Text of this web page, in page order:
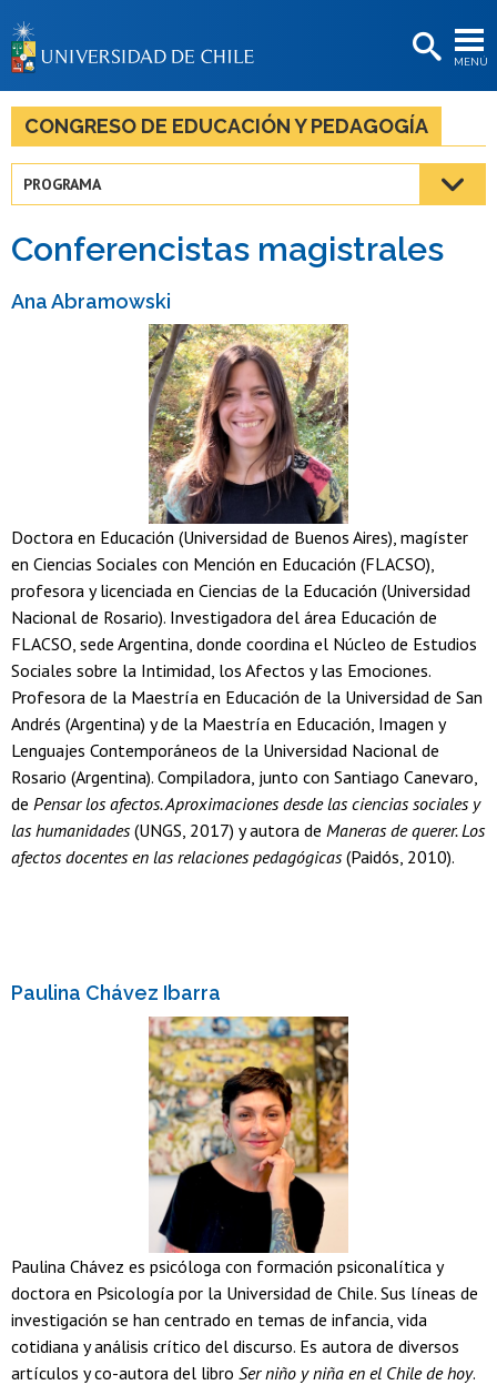
MENÚ
BIBLIOTECAS
LA UNIVERSIDAD
Estudiantes
Académicas/os
Egresadas/os
CONGRESO DE EDUCACIÓN Y PEDAGOGÍA
PROGRAMA
Conferencistas magistrales
Ana Abramowski
Doctora en Educación (Universidad de Buenos Aires), magíster
en Ciencias Sociales con Mención en Educación (FLACSO),
profesora y licenciada en Ciencias de la Educación (Universidad
Nacional de Rosario). Investigadora del área Educación de
FLACSO, sede Argentina, donde coordina el Núcleo de Estudios
Sociales sobre la Intimidad, los Afectos y las Emociones.
Profesora de la Maestría en Educación de la Universidad de San
Andrés (Argentina) y de la Maestría en Educación, Imagen y
Lenguajes Contemporáneos de la Universidad Nacional de
Rosario (Argentina). Compiladora, junto con Santiago Canevaro,
de Pensar los afectos. Aproximaciones desde las ciencias sociales y
las humanidades(UNGS, 2017) y autora de Maneras de querer. Los
afectos docentes en las relaciones pedagógicas(Paidós, 2010).
Paulina Chávez Ibarra
Paulina Chávez es psicóloga con formación psiconalítica y
doctora en Psicología por la Universidad de Chile. Sus líneas de
investigación se han centrado en temas de infancia, vida
cotidiana y análisis crítico del discurso. Es autora de diversos
artículos y co-autora del libro Ser niño y niña en el Chile de hoy.